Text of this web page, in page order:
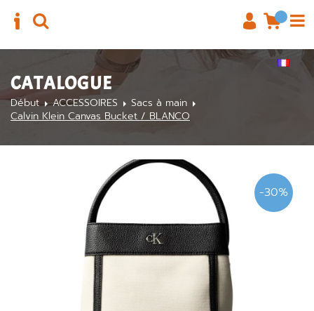
CATALOGUE
Début ACCESSOIRES
Sacs à main
Calvin Klein Canvas Bucket / BLANCO
-30%